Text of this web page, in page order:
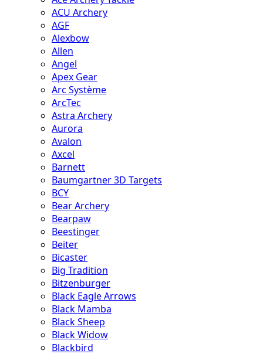
ACU Archery
AGF
Alexbow
Allen
Angel
Apex Gear
Arc Système
ArcTec
Astra Archery
Aurora
Avalon
Axcel
Barnett
Baumgartner 3D Targets
BCY
Bear Archery
Bearpaw
Beestinger
Beiter
Bicaster
Big Tradition
Bitzenburger
Black Eagle Arrows
Black Mamba
Black Sheep
Black Widow
Blackbird